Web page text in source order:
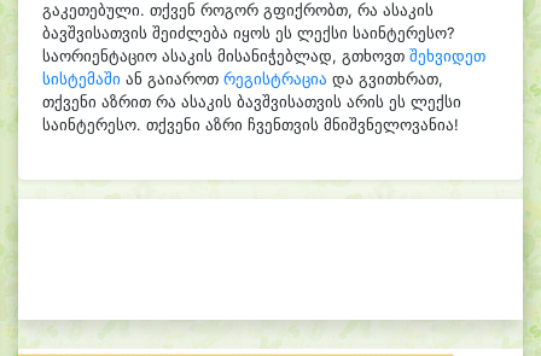
გაკეთებული. თქვენ როგორ გფიქრობთ, რა ასაკის
ბავშვისათვის შეიძლება იყოს ეს ლექსი საინტერესო?
საორიენტაციო ასაკის მისანიჭებლად, გთხოვთ შეხვიდეთ
სისტემაში ან გაიაროთ რეგისტრაცია და გვითხრათ,
თქვენი აზრით რა ასაკის ბავშვისათვის არის ეს ლექსი
საინტერესო. თქვენი აზრი ჩვენთვის მნიშვნელოვანია!